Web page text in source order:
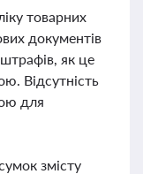
товарних
документів
як це
Відсутність
для
змісту